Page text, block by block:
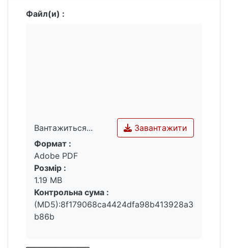
Файл(и) :
Вантажиться...
Вантажиться...
Завантажити
Формат :
Adobe PDF
Розмір :
1.19 MB
Контрольна сума :
(MD5):8f179068ca4424dfa98b413928a3
b86b